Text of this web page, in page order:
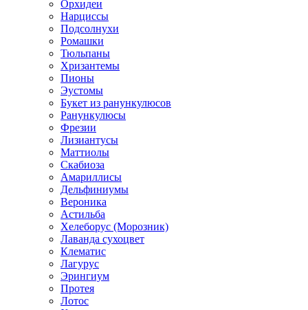
Орхидеи
Нарциссы
Подсолнухи
Ромашки
Тюльпаны
Хризантемы
Пионы
Эустомы
Букет из ранункулюсов
Ранункулюсы
Фрезии
Лизиантусы
Маттиолы
Скабиоза
Амариллисы
Дельфиниумы
Вероника
Астильба
Хелеборус (Морозник)
Лаванда сухоцвет
Клематис
Лагурус
Эрингиум
Протея
Лотос